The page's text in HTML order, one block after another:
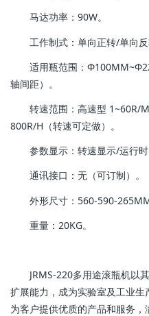
马达功率：90W。
工作制式：单向正转/单向
适用瓶范围：
轴间距）。
转速范围：高速型 1~60R/
800R/H（转速可定做）。
参数显示：转速显示/运行时
通讯接口：无（可订制）。
外形尺寸：560-590-
重量：20KG。
JRMS-220多用途滚瓶机以
扩展能力，成为实验室及工业
为客户提供优质的产品和服务